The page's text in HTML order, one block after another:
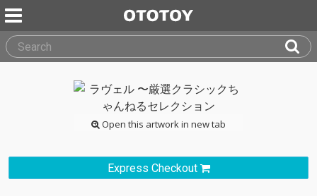
Open this artwork in new tab
Express Checkout